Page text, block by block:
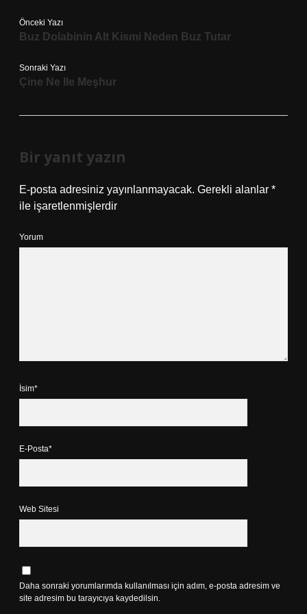
Önceki Yazı
Buz Dolabinin Alt Kismi Neden Buz Tutar
Sonraki Yazı
Çine Ne Ile Meşhur
Bir yanıt yazın
E-posta adresiniz yayınlanmayacak. Gerekli alanlar *
ile işaretlenmişlerdir
Yorum
İsim*
E-Posta*
Web Sitesi
Daha sonraki yorumlarımda kullanılması için adım, e-posta adresim ve
site adresim bu tarayıcıya kaydedilsin.